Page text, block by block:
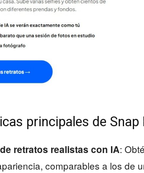
principales de Snap
retratos realistas con IA:
comparables a los de